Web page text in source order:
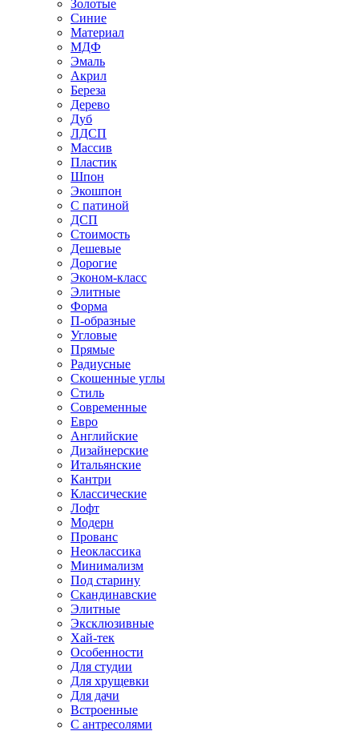
Золотые
Синие
Материал
МДФ
Эмаль
Акрил
Береза
Дерево
Дуб
ЛДСП
Массив
Пластик
Шпон
Экошпон
С патиной
ДСП
Стоимость
Дешевые
Дорогие
Эконом-класс
Элитные
Форма
П-образные
Угловые
Прямые
Радиусные
Скошенные углы
Стиль
Современные
Евро
Английские
Дизайнерские
Итальянские
Кантри
Классические
Лофт
Модерн
Прованс
Неоклассика
Минимализм
Под старину
Скандинавские
Элитные
Эксклюзивные
Хай-тек
Особенности
Для студии
Для хрущевки
Для дачи
Встроенные
С антресолями